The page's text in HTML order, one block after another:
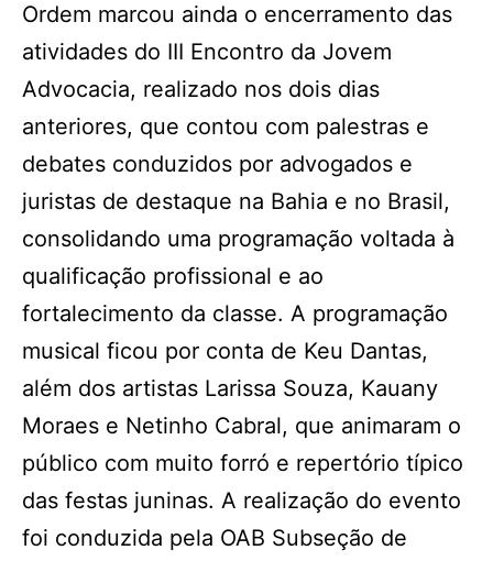
Ordem marcou ainda o encerramento das
atividades do III Encontro da Jovem
Advocacia, realizado nos dois dias
anteriores, que contou com palestras e
debates conduzidos por advogados e
juristas de destaque na Bahia e no Brasil,
consolidando uma programação voltada à
qualificação profissional e ao
fortalecimento da classe. A programação
musical ficou por conta de Keu Dantas,
além dos artistas Larissa Souza, Kauany
Moraes e Netinho Cabral, que animaram o
público com muito forró e repertório típico
das festas juninas. A realização do evento
foi conduzida pela OAB Subseção de